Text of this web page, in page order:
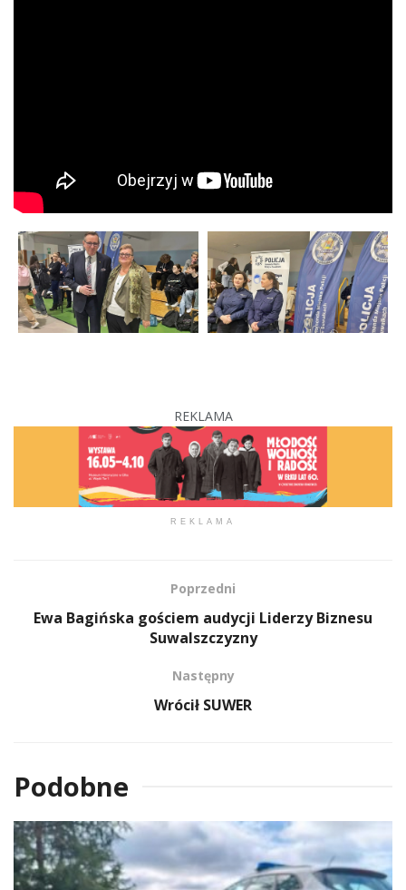
REKLAMA
REKLAMA
Poprzedni
Ewa Bagińska gościem audycji Liderzy Biznesu
Suwalszczyzny
Następny
Wrócił SUWER
Podobne